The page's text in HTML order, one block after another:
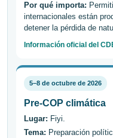
Por qué importa:
internacionales están
detener la pérdida de
Información oficial del
5–8 de octubre de 2026
Pre-COP climática
Lugar: Fiyi.
Tema: Preparación